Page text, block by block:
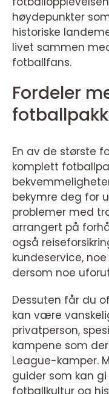
høydepunkter
historiske
livet sammen
fotballfans.
Fordeler
En av de største
komplett
bekymre deg for
problemer med
arrangert på
også
kundeservice,
dersom noe
Dessuten får du
kan være
privatperson,
kampene som
League-kamper.
guider som kan
fotballkultur og